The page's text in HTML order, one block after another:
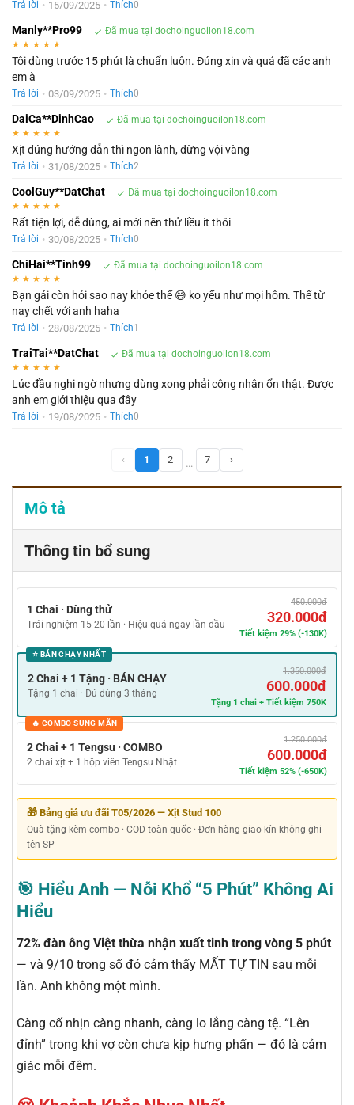
Trả lời • 15/09/2025 • Thích0
Manly**Pro99 Đã mua tại dochoinguoilon18.com
★ ★ ★ ★ ★
Tôi dùng trước 15 phút là chuẩn luôn. Đúng xịn và quá đã các anh
em à
Trả lời • 03/09/2025 • Thích0
DaiCa**DinhCao Đã mua tại dochoinguoilon18.com
★ ★ ★ ★ ★
Xịt đúng hướng dẫn thì ngon lành, đừng vội vàng
Trả lời • 31/08/2025 • Thích2
CoolGuy**DatChat Đã mua tại dochoinguoilon18.com
★ ★ ★ ★ ★
Rất tiện lợi, dễ dùng, ai mới nên thử liều ít thôi
Trả lời • 30/08/2025 • Thích0
ChiHai**Tinh99 Đã mua tại dochoinguoilon18.com
★ ★ ★ ★ ★
Bạn gái còn hỏi sao nay khỏe thế 😅 ko yếu như mọi hôm. Thế từ
nay chết với anh haha
Trả lời • 28/08/2025 • Thích1
TraiTai**DatChat Đã mua tại dochoinguoilon18.com
★ ★ ★ ★ ★
Lúc đầu nghi ngờ nhưng dùng xong phải công nhận ổn thật. Được
anh em giới thiệu qua đây
Trả lời • 19/08/2025 • Thích0
‹ 1 2 … 7 ›
Mô tả
Thông tin bổ sung
1 Chai · Dùng thử
Trải nghiệm 15-20 lần · Hiệu quả ngay lần đầu
450.000đ
320.000đ
Tiết kiệm 29% (-130K)
⭐ BÁN CHẠY NHẤT
2 Chai + 1 Tặng · BÁN CHẠY
Tặng 1 chai · Đủ dùng 3 tháng
1.350.000đ
600.000đ
Tặng 1 chai + Tiết kiệm 750K
🔥 COMBO SUNG MÃN
2 Chai + 1 Tengsu · COMBO
2 chai xịt + 1 hộp viên Tengsu Nhật
1.250.000đ
600.000đ
Tiết kiệm 52% (-650K)
🎁 Bảng giá ưu đãi T05/2026 — Xịt Stud 100
Quà tặng kèm combo · COD toàn quốc · Đơn hàng giao kín không ghi
tên SP
🎯 Hiểu Anh — Nỗi Khổ “5 Phút” Không Ai
Hiểu
72% đàn ông Việt thừa nhận xuất tinh trong vòng 5 phút
— và 9/10 trong số đó cảm thấy MẤT TỰ TIN sau mỗi
lần. Anh không một mình.
Càng cố nhịn càng nhanh, càng lo lắng càng tệ. “Lên
đỉnh” trong khi vợ còn chưa kịp hưng phấn — đó là cảm
giác mỗi đêm.